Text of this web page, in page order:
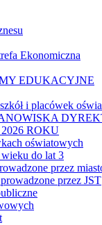
Ekonomiczna
EDUKACYJNE
i placówek
ROKU
oświatowych
do lat 3
przez
przez JST